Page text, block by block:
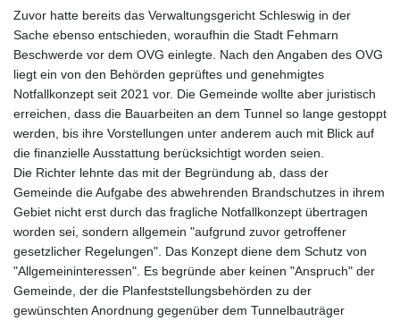
HUF 366.519917
IDR 20604.535143
ILS 3.465739
IMP 0.856496
INR 109.762882
IQD 1512.462949
IRR
1584348.162378
ISK 142.411184
JEP 0.856496
JMD 183.008911
JOD 0.81702
JPY 182.503455
KES 149.119782
KGS 100.775889
KHR 4683.930475
Zuvor hatte bereits das Verwaltungsgericht Schleswig in der
Sache ebenso entschieden, woraufhin die Stadt Fehmarn
Beschwerde vor dem OVG einlegte. Nach den Angaben des OVG
liegt ein von den Behörden geprüftes und genehmigtes
Notfallkonzept seit 2021 vor. Die Gemeinde wollte aber juristisch
erreichen, dass die Bauarbeiten an dem Tunnel so lange gestoppt
werden, bis ihre Vorstellungen unter anderem auch mit Blick auf
die finanzielle Ausstattung berücksichtigt worden seien.
Die Richter lehnte das mit der Begründung ab, dass der
Gemeinde die Aufgabe des abwehrenden Brandschutzes in ihrem
Gebiet nicht erst durch das fragliche Notfallkonzept übertragen
worden sei, sondern allgemein "aufgrund zuvor getroffener
gesetzlicher Regelungen". Das Konzept diene dem Schutz von
"Allgemeininteressen". Es begründe aber keinen "Anspruch" der
Gemeinde, der die Planfeststellungsbehörden zu der
gewünschten Anordnung gegenüber dem Tunnelbauträger